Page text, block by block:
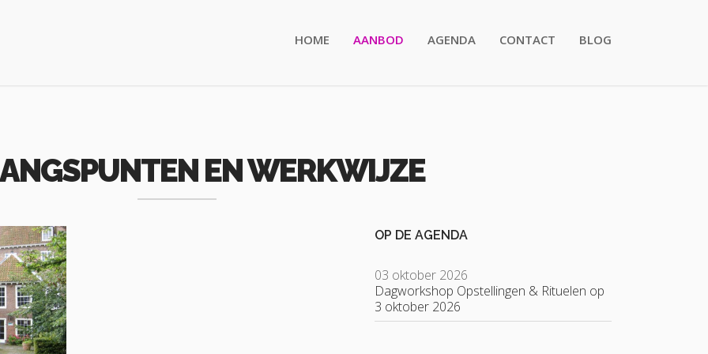
HOME AANBOD AGENDA CONTACT BLOG
EN WERKWIJZE
OP DE AGENDA
03 oktober 2026
Dagworkshop Opstellingen & Rituelen op
3 oktober 2026